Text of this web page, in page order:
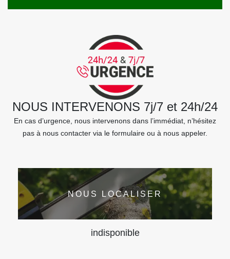
NOUS INTERVENONS 7j/7 et 24h/24
En cas d’urgence, nous intervenons dans l’immédiat, n’hésitez
pas à nous contacter via le formulaire ou à nous appeler.
NOUS LOCALISER
indisponible